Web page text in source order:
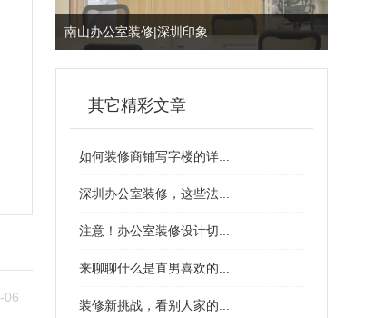
06
南山办公室装修|深圳印象
其它精彩文章
如何装修商铺写字楼的详...
深圳办公室装修，这些法...
注意！办公室装修设计切...
来聊聊什么是直男喜欢的...
装修新挑战，看别人家的...